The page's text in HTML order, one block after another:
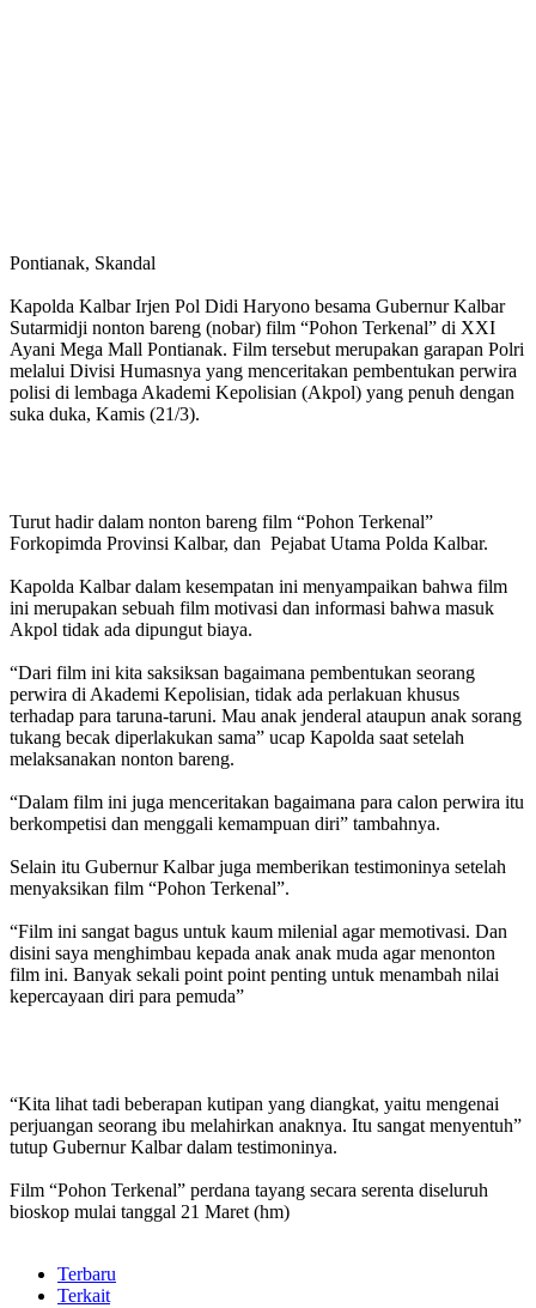
Pontianak, Skandal
Kapolda Kalbar Irjen Pol Didi Haryono besama Gubernur Kalbar
Sutarmidji nonton bareng (nobar) film “Pohon Terkenal” di XXI
Ayani Mega Mall Pontianak. Film tersebut merupakan garapan Polri
melalui Divisi Humasnya yang menceritakan pembentukan perwira
polisi di lembaga Akademi Kepolisian (Akpol) yang penuh dengan
suka duka, Kamis (21/3).
Turut hadir dalam nonton bareng film “Pohon Terkenal”
Forkopimda Provinsi Kalbar, dan Pejabat Utama Polda Kalbar.
Kapolda Kalbar dalam kesempatan ini menyampaikan bahwa film
ini merupakan sebuah film motivasi dan informasi bahwa masuk
Akpol tidak ada dipungut biaya.
“Dari film ini kita saksiksan bagaimana pembentukan seorang
perwira di Akademi Kepolisian, tidak ada perlakuan khusus
terhadap para taruna-taruni. Mau anak jenderal ataupun anak sorang
tukang becak diperlakukan sama” ucap Kapolda saat setelah
melaksanakan nonton bareng.
“Dalam film ini juga menceritakan bagaimana para calon perwira itu
berkompetisi dan menggali kemampuan diri” tambahnya.
Selain itu Gubernur Kalbar juga memberikan testimoninya setelah
menyaksikan film “Pohon Terkenal”.
“Film ini sangat bagus untuk kaum milenial agar memotivasi. Dan
disini saya menghimbau kepada anak anak muda agar menonton
film ini. Banyak sekali point point penting untuk menambah nilai
kepercayaan diri para pemuda”
“Kita lihat tadi beberapan kutipan yang diangkat, yaitu mengenai
perjuangan seorang ibu melahirkan anaknya. Itu sangat menyentuh”
tutup Gubernur Kalbar dalam testimoninya.
Film “Pohon Terkenal” perdana tayang secara serenta diseluruh
bioskop mulai tanggal 21 Maret (hm)
Terbaru
Terkait